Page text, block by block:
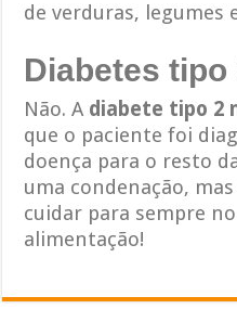
de verduras, legumes
Diabetes tipo
Não. A diabete tipo 2
que o paciente foi
doença para o resto
uma condenação,
cuidar para sempre
alimentação!